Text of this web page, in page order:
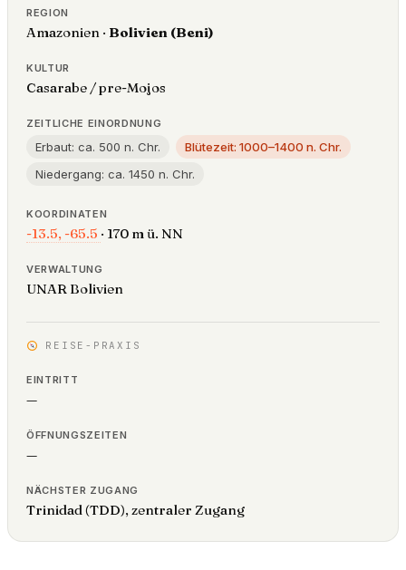
REGION
Amazonien · Bolivien (Beni)
KULTUR
Casarabe / pre-Mojos
ZEITLICHE EINORDNUNG
Erbaut: ca. 500 n. Chr.
Blütezeit: 1000–1400 n. Chr.
Niedergang: ca. 1450 n. Chr.
KOORDINATEN
-13.5, -65.5 · 170 m ü. NN
VERWALTUNG
UNAR Bolivien
REISE-PRAXIS
EINTRITT
—
ÖFFNUNGSZEITEN
—
NÄCHSTER ZUGANG
Trinidad (TDD), zentraler Zugang